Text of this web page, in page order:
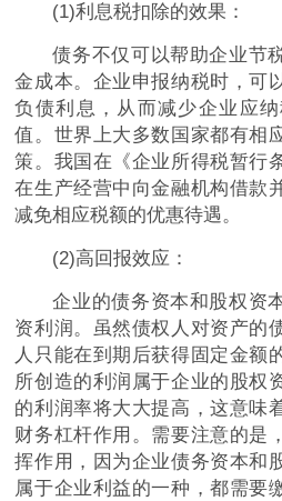
(1)利息税扣除的效果：
债务不仅可以帮助企业节
金成本。企业申报纳税时，可
负债利息，从而减少企业应
值。世界上大多数 国家都有相
策。我国在《企业所得税暂行
在生产经营中向金融机构借款
减免相应税额的优惠待遇。
(2)高回报效应：
企业的债务资本和股权资
资利润。虽然债权人对资产的
人只能在到期后获得固定金额
所创造的利润属于企业的股权
的利润率将大大提高，这意味
财务杠杆作用。需要注意的是
挥作用，因为企业债务资本和
属于企业利益的一种，都需要